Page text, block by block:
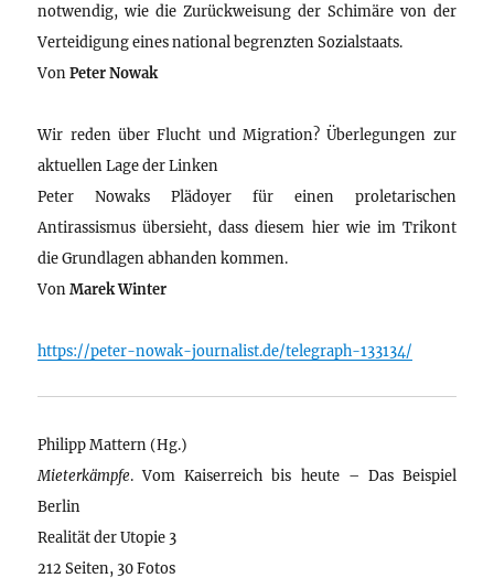
notwendig, wie die Zurückweisung der Schimäre von der
Verteidigung eines national begrenzten Sozialstaats.
VonPeter Nowak
Wir reden über Flucht und Migration? Überlegungen zur
aktuellen Lage der Linken
Peter Nowaks Plädoyer für einen proletarischen
Antirassismus übersieht, dass diesem hier wie im Trikont
die Grundlagen abhanden kommen.
VonMarek Winter
https://peter-nowak-journalist.de/telegraph-133134/
Philipp Mattern (Hg.)
Mieterkämpfe. Vom Kaiserreich bis heute – Das Beispiel
Berlin
Realität der Utopie 3
212 Seiten, 30 Fotos